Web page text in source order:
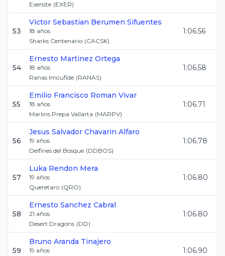
Exersite (EXER)
53
Victor Sebastian Berumen Sifuentes
18 años
Sharks Centenario (CACSK)
1:06.56
54
Ernesto Martinez Ortega
18 años
Ranas Imcufide (RANAS)
1:06.58
55
Emilio Francisco Roman Vivar
18 años
Marlins Prepa Vallarta (MARPV)
1:06.71
56
Jesus Salvador Chavarin Alfaro
19 años
Delfines del Bosque (DDBOS)
1:06.78
57
Luka Rendon Mera
19 años
Queretaro (QRO)
1:06.80
58
Ernesto Sanchez Cabral
21 años
Desert Dragons (DD)
1:06.80
59
Bruno Aranda Tinajero
19 años
1:06.90